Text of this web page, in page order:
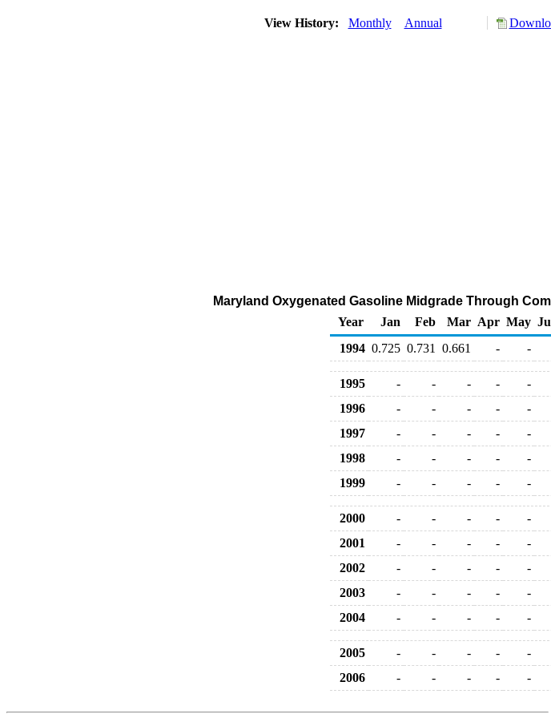
View History: Monthly Annual
Maryland Oxygenated Gasoline Midgrade Through
Year
Jan Feb Mar Apr May
1994 0.725 0.731 0.661 - -
1995 - - - - -
1996
- - - - -
1997
- - - - -
1998
- - - - -
1999
- - - - -
2000 - - - - -
2001
- - - - -
2002
- - - - -
2003
- - - - -
2004
- - - - -
2005 - - - - -
2006
- - - - -